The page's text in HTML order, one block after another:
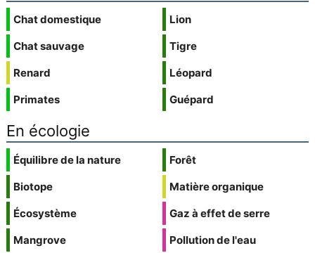
Chat domestique
Chat sauvage
Renard
Primates
Lion
Tigre
Léopard
Guépard
En écologie
Équilibre de la nature
Biotope
Écosystème
Mangrove
Forêt
Matière organique
Gaz à effet de serre
Pollution de l'eau